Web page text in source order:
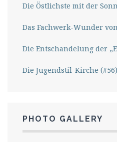
Die Östlichste mit der
Das Fachwerk-Wunder
Die Entschandelung der
Die Jugendstil-Kirche (#56)
PHOTO GALLERY